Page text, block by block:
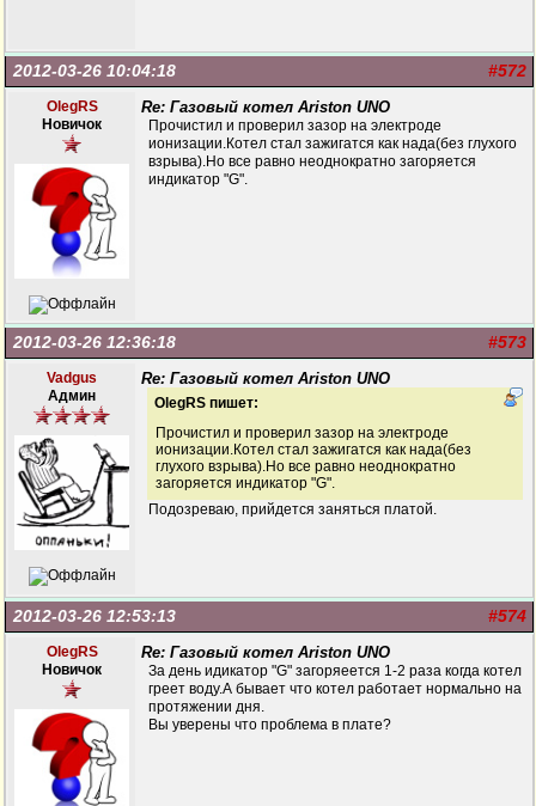
#572
2012-03-26 10:04:18
OlegRS
Новичок
Re: Газовый котел Ariston UNO
Прочистил и проверил зазор на электроде
ионизации.Котел стал зажигатся как нада(без глухого
взрыва).Но все равно неоднократно загоряется
индикатор "G".
#573
2012-03-26 12:36:18
Vadgus
Админ
Re: Газовый котел Ariston UNO
OlegRS пишет:
Прочистил и проверил зазор на электроде
ионизации.Котел стал зажигатся как нада(без
глухого взрыва).Но все равно неоднократно
загоряется индикатор "G".
Подозреваю, прийдется заняться платой.
#574
2012-03-26 12:53:13
OlegRS
Новичок
Re: Газовый котел Ariston UNO
За день идикатор "G" загоряеется 1-2 раза когда котел
греет воду.А бывает что котел работает нормально на
протяжении дня.
Вы уверены что проблема в плате?